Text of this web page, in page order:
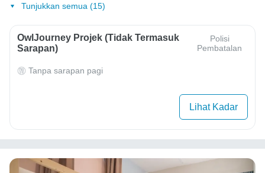
Tunjukkan semua (15)
OwlJourney Projek (Tidak Termasuk
Sarapan)
Polisi
Pembatalan
Tanpa sarapan pagi
Lihat Kadar